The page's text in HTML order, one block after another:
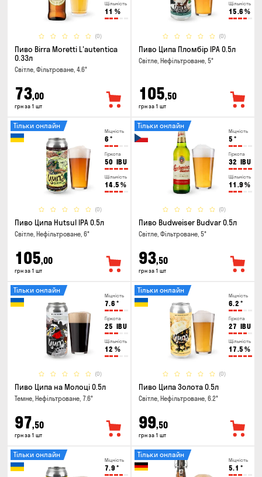
Щільність
11 %
(0)
Пиво Birra Moretti L'autentica
0.33л
Світле, Фільтроване, 4.6°
73,00
грн за 1 шт
Щільність
15.6 %
(0)
Пиво Ципа Пломбір IPA 0.5л
Світле, Нефільтроване, 5°
105,50
грн за 1 шт
Міцність
6 °
Гіркота
50 IBU
Щільність
14.5 %
(0)
Тільки онлайн
Пиво Ципа Hutsul IPA 0.5л
Світле, Нефільтроване, 6°
105,00
грн за 1 шт
Міцність
5 °
Гіркота
32 IBU
Щільність
11.9 %
(0)
Тільки онлайн
Пиво Budweiser Budvar 0.5л
Світле, Фільтроване, 5°
93,50
грн за 1 шт
Міцність
7.6 °
Гіркота
25 IBU
Щільність
12 %
(0)
Тільки онлайн
Пиво Ципа на Молоці 0.5л
Темне, Нефільтроване, 7.6°
97,50
грн за 1 шт
Міцність
6.2 °
Гіркота
27 IBU
Щільність
17.5 %
(0)
Тільки онлайн
Пиво Ципа Золота 0.5л
Світле, Нефільтроване, 6.2°
99,50
грн за 1 шт
Міцність
7.9 °
Тільки онлайн
Міцність
5.1 °
Тільки онлайн